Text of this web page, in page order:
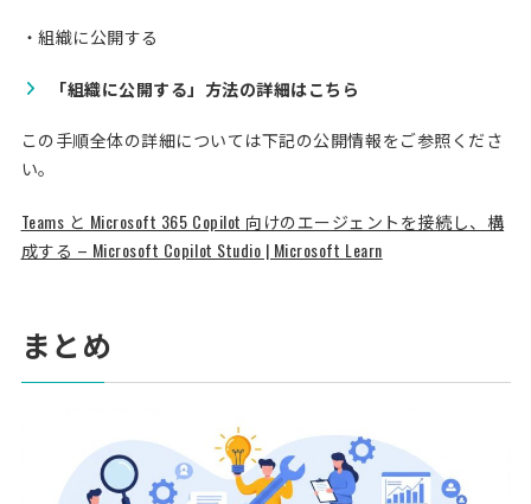
・組織に公開する
「組織に公開する」方法の詳細はこちら
この手順全体の詳細については下記の公開情報をご参照くださ
い。
Teams と Microsoft 365 Copilot 向けのエージェントを接続し、構
成する – Microsoft Copilot Studio | Microsoft Learn
まとめ